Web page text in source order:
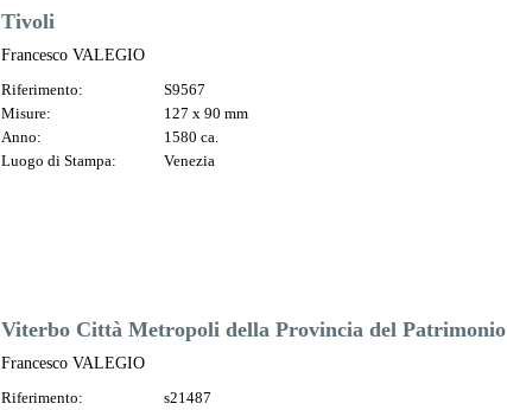
Tivoli
Francesco VALEGIO
Riferimento:
S9567
Misure:
127 x 90 mm
Anno:
1580 ca.
Luogo di Stampa:
Venezia
Viterbo Città Metropoli della Provincia del Patrimonio
Francesco VALEGIO
Riferimento:
s21487